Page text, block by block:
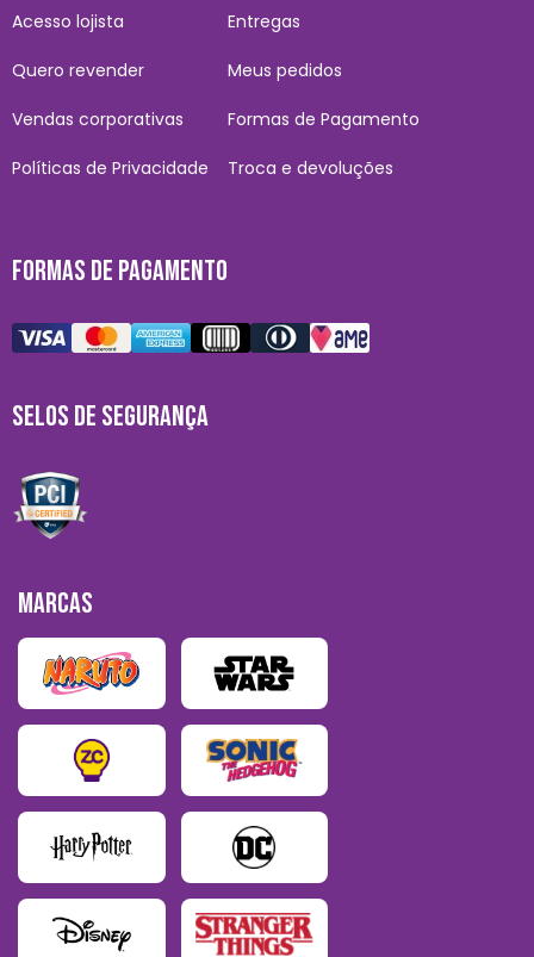
Acesso lojista
Quero revender
Vendas corporativas
Políticas de Privacidade
Entregas
Meus pedidos
Formas de Pagamento
Troca e devoluções
FORMAS DE PAGAMENTO
SELOS DE SEGURANÇA
MARCAS